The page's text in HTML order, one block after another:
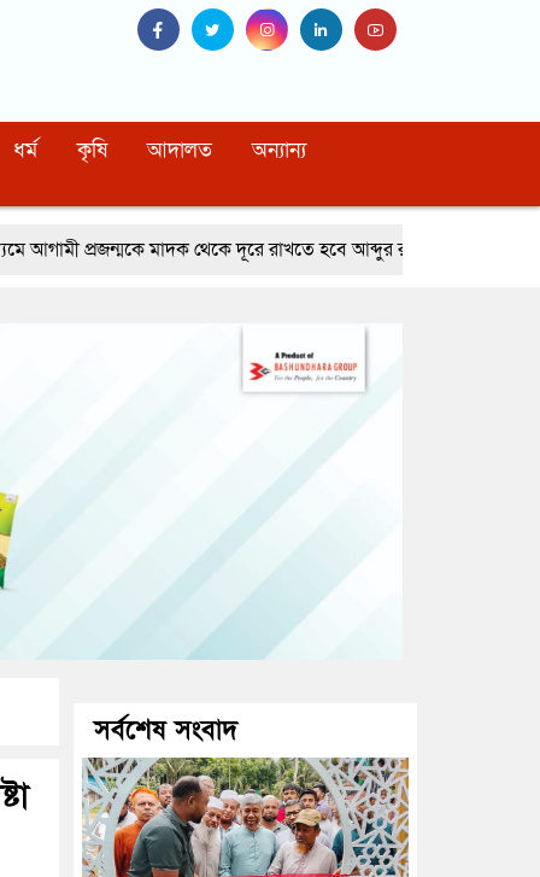
ধর্ম কৃষি আদালত অন্যান্য
থেকে দূরে রাখতে হবে আব্দুর রহমান খাঁন সাবেক এনবিআর চেয়ারম্যান
সর্বশেষ সংবাদ